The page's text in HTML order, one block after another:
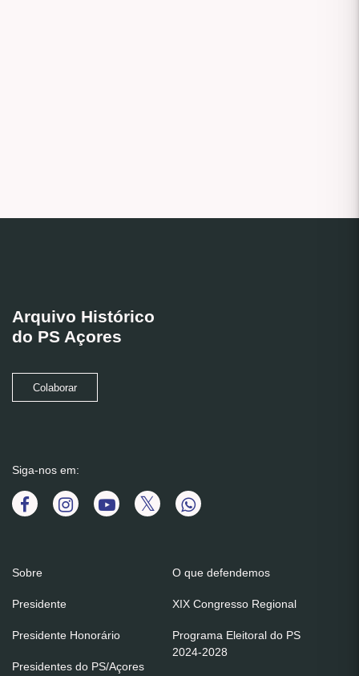
Arquivo Histórico
do PS Açores
Colaborar
Siga-nos em:
Sobre
Presidente
Presidente Honorário
Presidentes do PS/Açores
O que defendemos
XIX Congresso Regional
Programa Eleitoral do PS
2024-2028